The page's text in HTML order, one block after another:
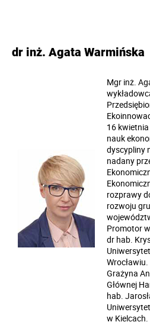
dr inż. Agata Warmińska
Mgr inż.
16
nauk
dyscypliny
nadany
rozprawy
rozwoju
Promotor
dr hab.
Grażyna
Głównej
hab.
w Kielcach.